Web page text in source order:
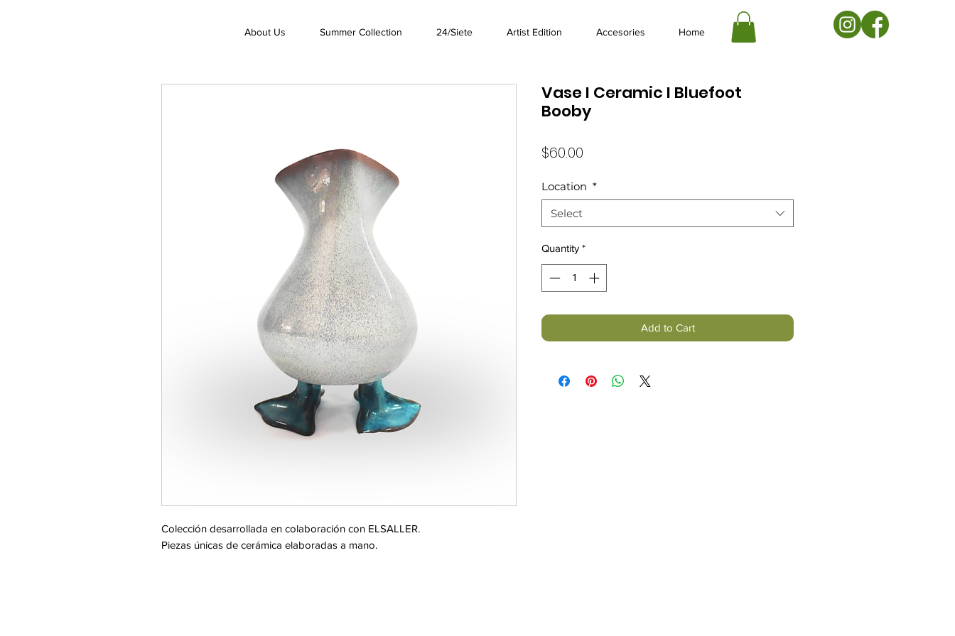
About Us Summer Collection 24/Siete Artist Edition Accesories Home
Colección desarrollada en colaboración con ELSALLER.
Piezas únicas de cerámica elaboradas a mano.
Vase I Ceramic I Bluefoot
Booby
$60.00
Location *
Select
Quantity *
Add to Cart